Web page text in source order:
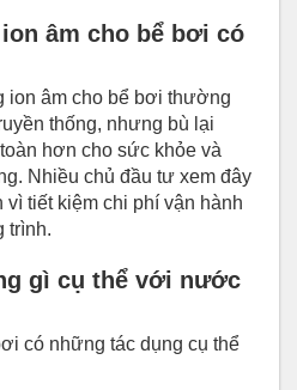
âm cho bể bơi có
ion âm cho bể bơi thường
thống, nhưng bù lại
hơn cho sức khỏe và
Nhiều chủ đầu tư xem đây
vì tiết kiệm chi phí vận hành
trình.
gì cụ thể với nước
có những tác dụng cụ thể